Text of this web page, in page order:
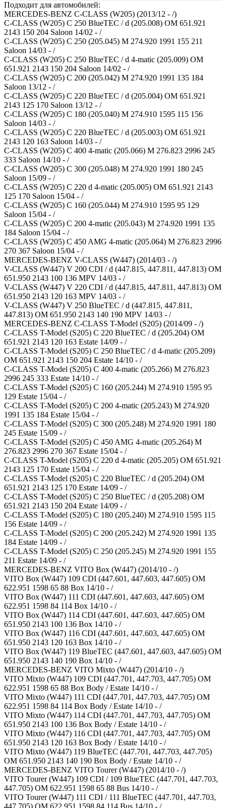
Подходит для автомобилей:
MERCEDES-BENZ C-CLASS (W205) (2013/12 - /)
C-CLASS (W205) C 250 BlueTEC / d (205.008) OM 651.921
2143 150 204 Saloon 14/02 - /
C-CLASS (W205) C 250 (205.045) M 274.920 1991 155 211
Saloon 14/03 - /
C-CLASS (W205) C 250 BlueTEC / d 4-matic (205.009) OM
651.921 2143 150 204 Saloon 14/02 - /
C-CLASS (W205) C 200 (205.042) M 274.920 1991 135 184
Saloon 13/12 - /
C-CLASS (W205) C 220 BlueTEC / d (205.004) OM 651.921
2143 125 170 Saloon 13/12 - /
C-CLASS (W205) C 180 (205.040) M 274.910 1595 115 156
Saloon 14/03 - /
C-CLASS (W205) C 220 BlueTEC / d (205.003) OM 651.921
2143 120 163 Saloon 14/03 - /
C-CLASS (W205) C 400 4-matic (205.066) M 276.823 2996 245
333 Saloon 14/10 - /
C-CLASS (W205) C 300 (205.048) M 274.920 1991 180 245
Saloon 15/09 - /
C-CLASS (W205) C 220 d 4-matic (205.005) OM 651.921 2143
125 170 Saloon 15/04 - /
C-CLASS (W205) C 160 (205.044) M 274.910 1595 95 129
Saloon 15/04 - /
C-CLASS (W205) C 200 4-matic (205.043) M 274.920 1991 135
184 Saloon 15/04 - /
C-CLASS (W205) C 450 AMG 4-matic (205.064) M 276.823 2996
270 367 Saloon 15/04 - /
MERCEDES-BENZ V-CLASS (W447) (2014/03 - /)
V-CLASS (W447) V 200 CDI / d (447.815, 447.811, 447.813) OM
651.950 2143 100 136 MPV 14/03 - /
V-CLASS (W447) V 220 CDI / d (447.815, 447.811, 447.813) OM
651.950 2143 120 163 MPV 14/03 - /
V-CLASS (W447) V 250 BlueTEC / d (447.815, 447.811,
447.813) OM 651.950 2143 140 190 MPV 14/03 - /
MERCEDES-BENZ C-CLASS T-Model (S205) (2014/09 - /)
C-CLASS T-Model (S205) C 220 BlueTEC / d (205.204) OM
651.921 2143 120 163 Estate 14/09 - /
C-CLASS T-Model (S205) C 250 BlueTEC / d 4-matic (205.209)
OM 651.921 2143 150 204 Estate 14/10 - /
C-CLASS T-Model (S205) C 400 4-matic (205.266) M 276.823
2996 245 333 Estate 14/10 - /
C-CLASS T-Model (S205) C 160 (205.244) M 274.910 1595 95
129 Estate 15/04 - /
C-CLASS T-Model (S205) C 200 4-matic (205.243) M 274.920
1991 135 184 Estate 15/04 - /
C-CLASS T-Model (S205) C 300 (205.248) M 274.920 1991 180
245 Estate 15/09 - /
C-CLASS T-Model (S205) C 450 AMG 4-matic (205.264) M
276.823 2996 270 367 Estate 15/04 - /
C-CLASS T-Model (S205) C 220 d 4-matic (205.205) OM 651.921
2143 125 170 Estate 15/04 - /
C-CLASS T-Model (S205) C 220 BlueTEC / d (205.204) OM
651.921 2143 125 170 Estate 14/09 - /
C-CLASS T-Model (S205) C 250 BlueTEC / d (205.208) OM
651.921 2143 150 204 Estate 14/09 - /
C-CLASS T-Model (S205) C 180 (205.240) M 274.910 1595 115
156 Estate 14/09 - /
C-CLASS T-Model (S205) C 200 (205.242) M 274.920 1991 135
184 Estate 14/09 - /
C-CLASS T-Model (S205) C 250 (205.245) M 274.920 1991 155
211 Estate 14/09 - /
MERCEDES-BENZ VITO Box (W447) (2014/10 - /)
VITO Box (W447) 109 CDI (447.601, 447.603, 447.605) OM
622.951 1598 65 88 Box 14/10 - /
VITO Box (W447) 111 CDI (447.601, 447.603, 447.605) OM
622.951 1598 84 114 Box 14/10 - /
VITO Box (W447) 114 CDI (447.601, 447.603, 447.605) OM
651.950 2143 100 136 Box 14/10 - /
VITO Box (W447) 116 CDI (447.601, 447.603, 447.605) OM
651.950 2143 120 163 Box 14/10 - /
VITO Box (W447) 119 BlueTEC (447.601, 447.603, 447.605) OM
651.950 2143 140 190 Box 14/10 - /
MERCEDES-BENZ VITO Mixto (W447) (2014/10 - /)
VITO Mixto (W447) 109 CDI (447.701, 447.703, 447.705) OM
622.951 1598 65 88 Box Body / Estate 14/10 - /
VITO Mixto (W447) 111 CDI (447.701, 447.703, 447.705) OM
622.951 1598 84 114 Box Body / Estate 14/10 - /
VITO Mixto (W447) 114 CDI (447.701, 447.703, 447.705) OM
651.950 2143 100 136 Box Body / Estate 14/10 - /
VITO Mixto (W447) 116 CDI (447.701, 447.703, 447.705) OM
651.950 2143 120 163 Box Body / Estate 14/10 - /
VITO Mixto (W447) 119 BlueTEC (447.701, 447.703, 447.705)
OM 651.950 2143 140 190 Box Body / Estate 14/10 - /
MERCEDES-BENZ VITO Tourer (W447) (2014/10 - /)
VITO Tourer (W447) 109 CDI / 109 BlueTEC (447.701, 447.703,
447.705) OM 622.951 1598 65 88 Bus 14/10 - /
VITO Tourer (W447) 111 CDI / 111 BlueTEC (447.701, 447.703,